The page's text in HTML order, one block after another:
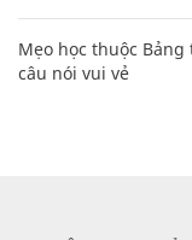
Mẹo học thuộc
câu nói vui vẻ